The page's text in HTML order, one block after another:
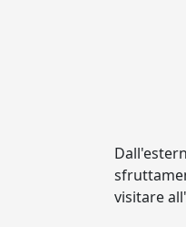
visitare